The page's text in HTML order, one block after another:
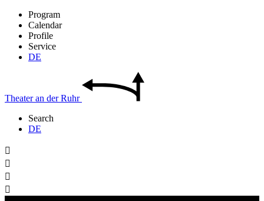
Program
Calendar
Profile
Service
DE
Theateran derRuhr
Search
DE



